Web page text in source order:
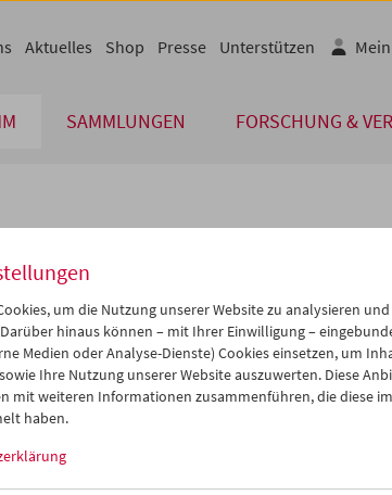
SAMMLUNGEN FORSCHUNG &
Aktuelles Shop Presse Unterstützen
Jun 2005 >>
Mi Do Fr Sa So
01 02 03 04
05
08 09 10 11
12
15 16
22 23
iCalender
Programmheft-
English
um die Nutzung unserer Website zu analysieren
hinaus können – mit Ihrer Einwilligung –
Medien oder Analyse-Dienste) Cookies einsetzen, um
Ihre Nutzung unserer Website auszuwerten. Diese
mit weiteren Informationen zusammenführen, die diese
haben.